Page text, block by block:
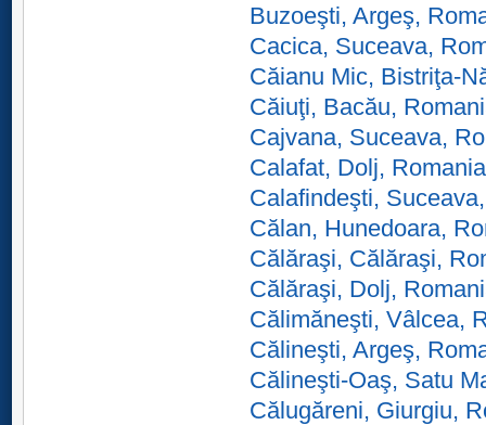
Buzoeşti, Argeş,
Cacica, Suceava,
Căianu Mic, Bistriţa-
Căiuţi, Bacău,
Cajvana, Suceava,
Calafat, Dolj, Romania
Calafindeşti,
Călan, Hunedoara,
Călăraşi, Călăraşi,
Călăraşi, Dolj,
Călimăneşti, Vâlcea,
Călineşti, Argeş,
Călineşti-Oaş, Satu
Călugăreni, Giurgiu,